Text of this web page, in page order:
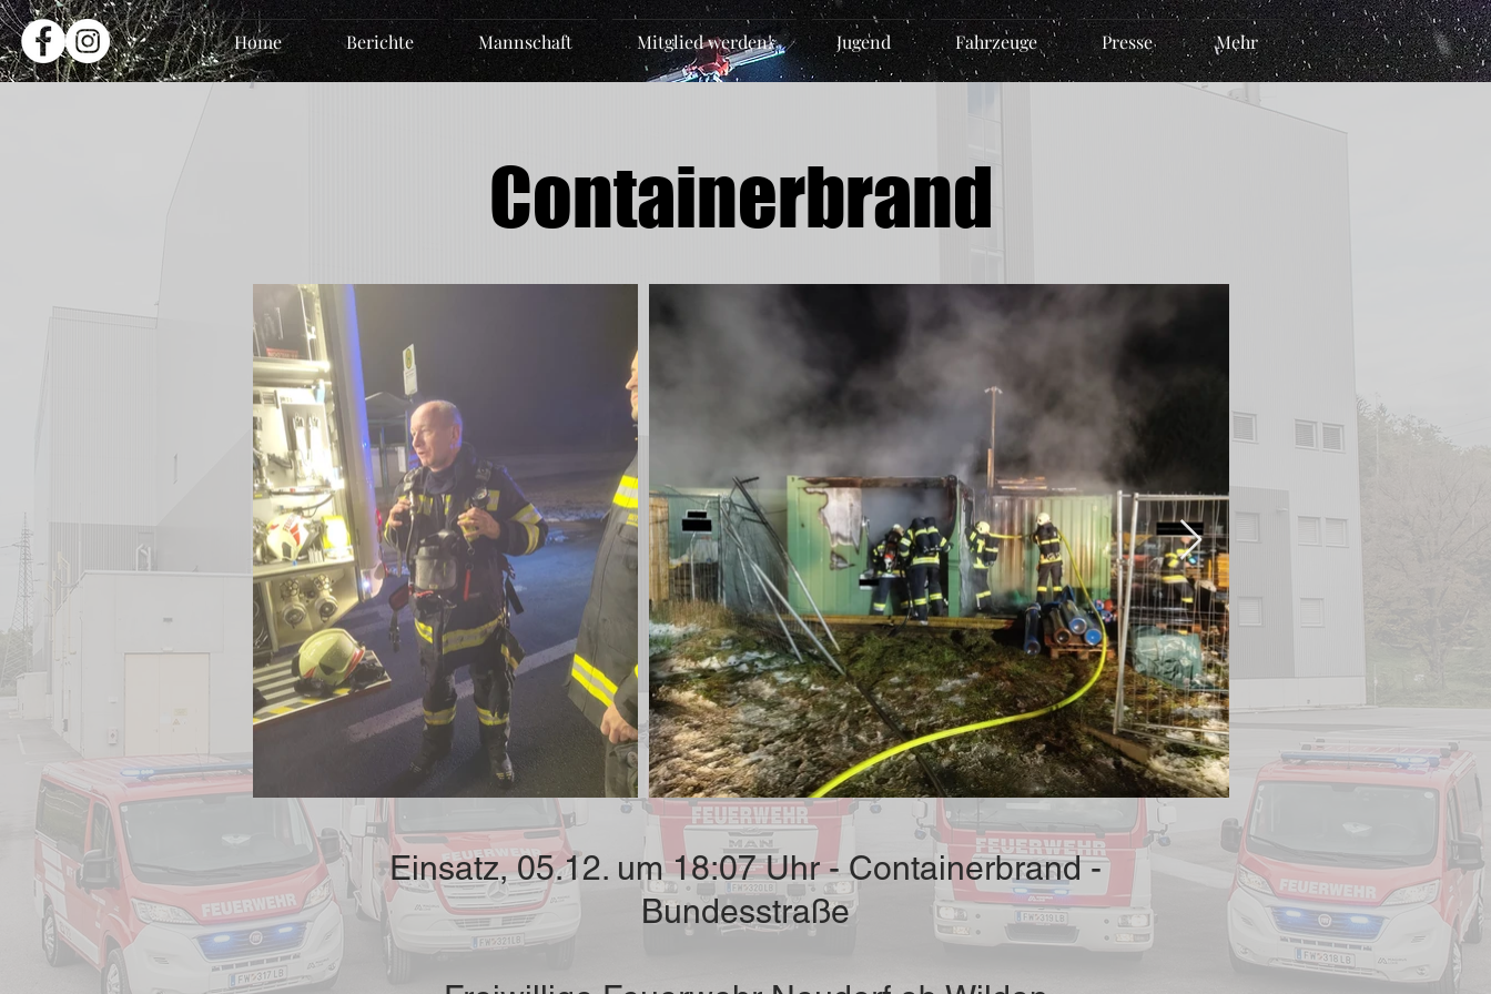
Home Berichte Mannschaft Mitglied werden! Jugend Fahrzeuge Presse Mehr
Containerbrand
Einsatz, 05.12. um 18:07 Uhr - Containerbrand -
Bundesstraße